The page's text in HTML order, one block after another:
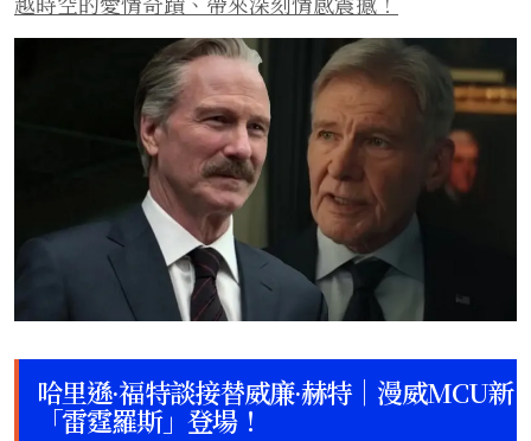
哈里遜·福特談接替威廉·赫特｜漫威MCU新
「雷霆羅斯」登場！